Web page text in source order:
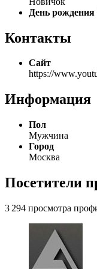
День рождения
Контакты
Сайт
https://
Информация
Пол
Мужчина
Город
Москва
Посетители
3 294 просмотра